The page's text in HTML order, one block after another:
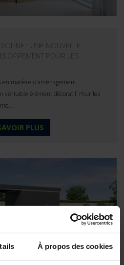
À propos des cookies
: UNE NOUVELLE
POUR LES
en matière d’aménagement
véritable élément décoratif. Pour les
PLUS